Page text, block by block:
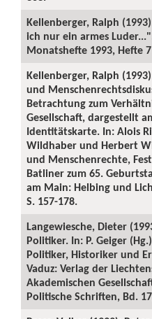
Kellenberger, Ralph
ich nur ein armes
Monatshefte 1993, Hefte
Kellenberger, Ralph
und
Betrachtung zum
Gesellschaft, dargestellt
Identitätskarte. In: Alois
Wildhaber und Herbert
und Menschenrechte,
Batliner zum 65.
am Main: Helbing und
S. 157-178.
Langewiesche, Dieter
Politiker. In: P. Geiger
Politiker, Historiker und
Vaduz: Verlag der
Akademischen
Politische Schriften, Bd.